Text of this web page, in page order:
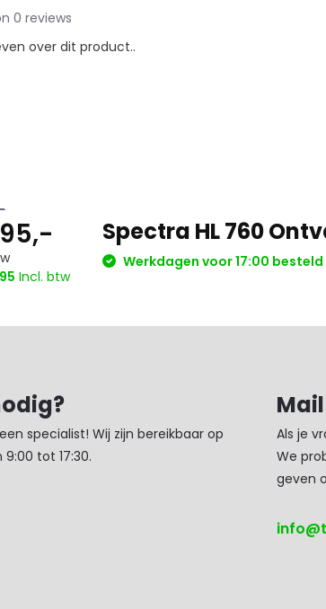
0 reviews
over dit product..
Incl. btw
Spectra HL 760
Werkdagen voor 17:00
specialist! Wij zijn bereikbaar op
tot 17:30.
Als je
We
geven